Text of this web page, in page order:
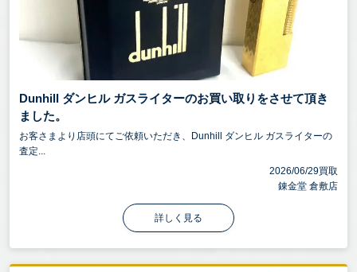
Dunhill ダンヒル ガスライターのお買い取りをさせて頂き
ました。
お客さまより店頭にてご依頼いただき、Dunhill ダンヒル ガスライターの
査定...
2026/06/29買取
錬金堂 倉敷店
詳しく見る